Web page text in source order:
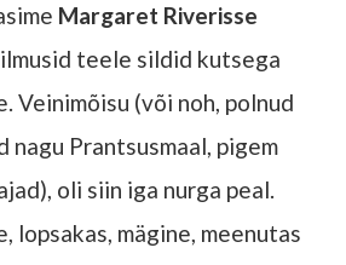
Margaret Riverisse
teele sildid kutsega
Veinimõisu (või noh, polnud
nagu Prantsusmaal, pigem
oli siin iga nurga peal.
lopsakas, mägine, meenutas